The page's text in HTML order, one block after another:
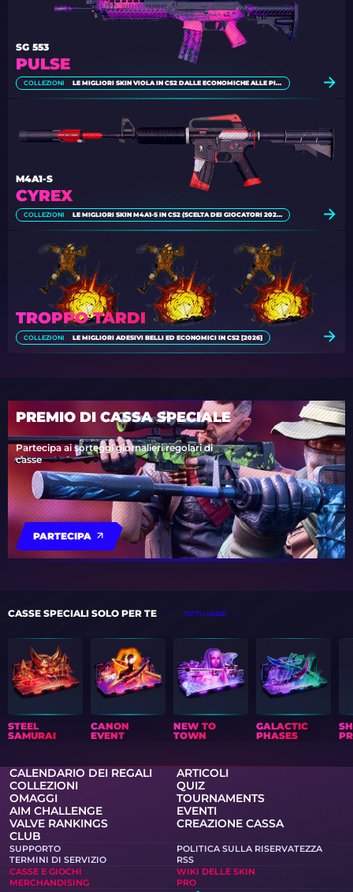
PULSE
SG 553
COLLEZIONI LE MIGLIORI SKIN VIOLA IN CS2 DALLE ECONOMICHE ALLE PIÙ CARE
CYREX
M4A1-S
COLLEZIONI LE MIGLIORI SKIN M4A1-S IN CS2 (SCELTA DEI GIOCATORI 2026)
TROPPO TARDI
COLLEZIONI LE MIGLIORI ADESIVI BELLI ED ECONOMICI IN CS2 [2026]
PREMIO DI CASSA SPECIALE
Partecipa ai sorteggi giornalieri regolari di
casse
PARTECIPA
CASSE SPECIALI SOLO PER TE TUTTI I CASSE
STEEL
SAMURAI
CANON
EVENT
NEW TO
TOWN
GALACTIC
PHASES
CALENDARIO DEI REGALI
ARTICOLI
COLLEZIONI
QUIZ
OMAGGI
TOURNAMENTS
AIM CHALLENGE
EVENTI
VALVE RANKINGS
CREAZIONE CASSA
CLUB
SUPPORTO
POLITICA SULLA RISERVATEZZA
TERMINI DI SERVIZIO
RSS
CASSE E GIOCHI
WIKI DELLE SKIN
MERCHANDISING
PRO